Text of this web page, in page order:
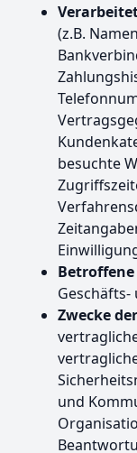
(z.B.
besuchte
Betroffene
Zwecke
und